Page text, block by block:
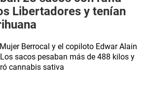
Libertadores y tenían
Berrocal y el copiloto Edwar Alain
sacos pesaban más de 488 kilos y
cannabis sativa